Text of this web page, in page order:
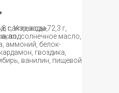
сахар, вода,
подсолнечное масло,
аммоний, белок-
гвоздика,
ванилин, пищевой
г, Углеводы-72,3 г,